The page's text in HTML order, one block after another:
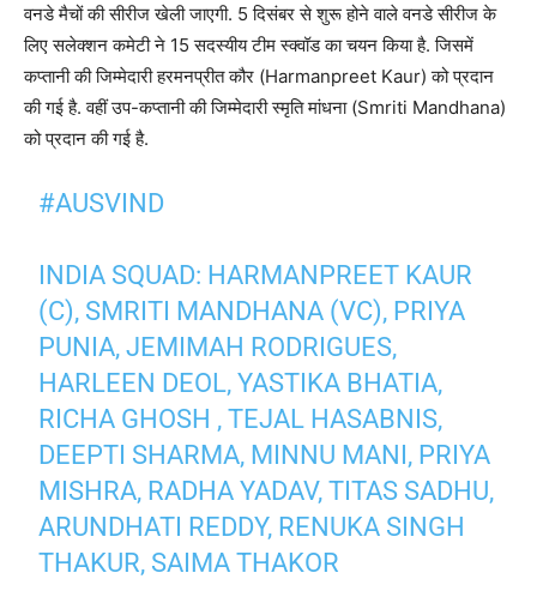
वनडे मैचों की सीरीज खेली जाएगी. 5 दिसंबर से शुरू होने वाले वनडे सीरीज के
लिए सलेक्शन कमेटी ने 15 सदस्यीय टीम स्क्वॉड का चयन किया है. जिसमें
कप्तानी की जिम्मेदारी हरमनप्रीत कौर (Harmanpreet Kaur) को प्रदान
की गई है. वहीं उप-कप्तानी की जिम्मेदारी स्मृति मांधना (Smriti Mandhana)
को प्रदान की गई है.
#AUSVIND
INDIA SQUAD: HARMANPREET KAUR
(C), SMRITI MANDHANA (VC), PRIYA
PUNIA, JEMIMAH RODRIGUES,
HARLEEN DEOL, YASTIKA BHATIA,
RICHA GHOSH , TEJAL HASABNIS,
DEEPTI SHARMA, MINNU MANI, PRIYA
MISHRA, RADHA YADAV, TITAS SADHU,
ARUNDHATI REDDY, RENUKA SINGH
THAKUR, SAIMA THAKOR